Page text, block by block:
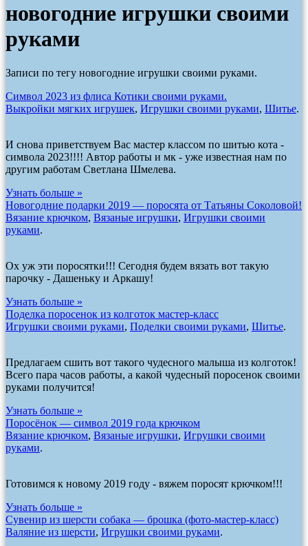
новогодние игрушки своими
руками
Записи по тегу новогодние игрушки своими руками.
Символ 2023 из флиса Котики своими руками.
Выкройки мягких игрушек, Игрушки своими руками, Шитье.
И снова приветствуем Вас мастер классом по шитью кота -
символа 2023!!!! Автор работы и мк - уже известная нам по
другим работам Светлана Шмелева.
Узнать больше »
Новогодние подарки 2019 — поросята от Татьяны Соколовой!
Вязание крючком, Вязаные игрушки, Игрушки своими
руками.
Ох уж эти поросятки!!! Сегодня будем вязать вот такую
парочку - Дашеньку и Аркашу!
Узнать больше »
Поделка поросенок из колготок мастер-класс
Игрушки своими руками, Поделки своими руками, Шитье.
Предлагаем сшить вот такого чудесного малыша из колготок!
Всего пара часов работы, а какой чудесный поросенок своими
руками получится!
Узнать больше »
Поросёнок — символ 2019 года крючком
Вязание крючком, Вязаные игрушки, Игрушки своими
руками.
Готовимся к новому 2019 году - вяжем поросят крючком!!!
Узнать больше »
Сувенир из шерсти собака — брошка (фото-мастер-класс)
Валяние из шерсти, Игрушки своими руками.